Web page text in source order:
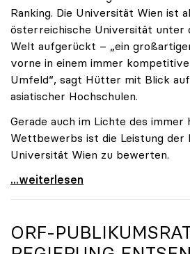
Ranking. Die Universität Wien ist
österreichische Universität unter
Welt aufgerückt – „ein
vorne in einem immer
Umfeld“, sagt Hütter mit Blick
asiatischer Hochschulen.
Gerade auch im Lichte des immer
Wettbewerbs ist die Leistung der
Universität Wien zu bewerten.
„Top-Rankingplätze heimischer
...weiterlesen
ORF-